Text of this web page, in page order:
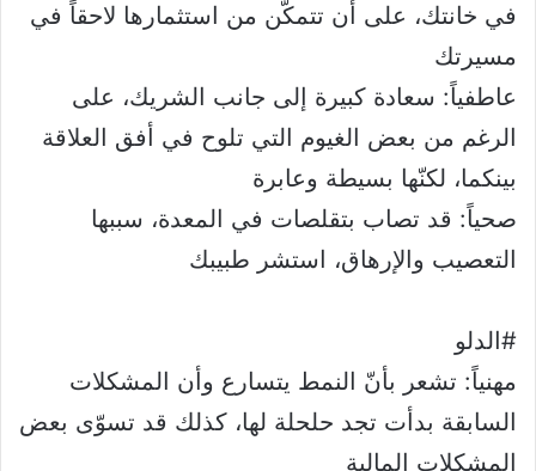
في خانتك، على أن تتمكّن من استثمارها لاحقاً في
مسيرتك
عاطفياً: سعادة كبيرة إلى جانب الشريك، على
الرغم من بعض الغيوم التي تلوح في أفق العلاقة
بينكما، لكنّها بسيطة وعابرة
صحياً: قد تصاب بتقلصات في المعدة، سببها
التعصيب والإرهاق، استشر طبيبك
#الدلو
مهنياً: تشعر بأنّ النمط يتسارع وأن المشكلات
السابقة بدأت تجد حلحلة لها، كذلك قد تسوّى بعض
المشكلات المالية